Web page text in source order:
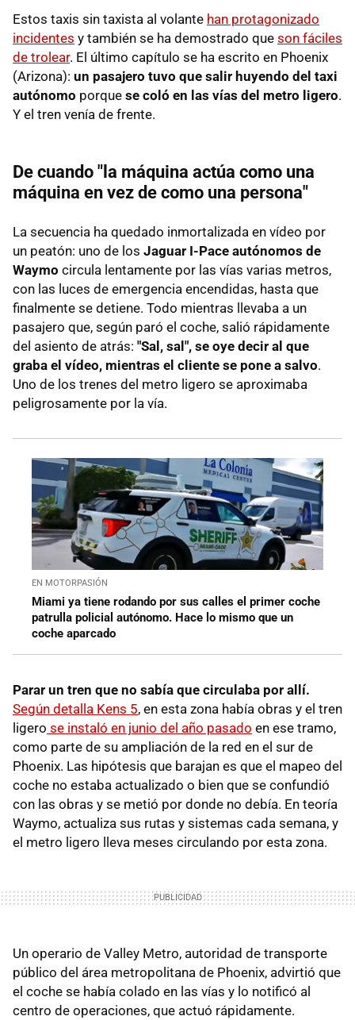
Estos taxis sin taxista al volante han protagonizado
incidentes y también se ha demostrado que son fáciles
de trolear. El último capítulo se ha escrito en Phoenix
(Arizona): un pasajero tuvo que salir huyendo del taxi
autónomo porque se coló en las vías del metro ligero.
Y el tren venía de frente.
De cuando "la máquina actúa como una
máquina en vez de como una persona"
La secuencia ha quedado inmortalizada en vídeo por
un peatón: uno de los Jaguar I-Pace autónomos de
Waymo circula lentamente por las vías varias metros,
con las luces de emergencia encendidas, hasta que
finalmente se detiene. Todo mientras llevaba a un
pasajero que, según paró el coche, salió rápidamente
del asiento de atrás: "Sal, sal", se oye decir al que
graba el vídeo, mientras el cliente se pone a salvo.
Uno de los trenes del metro ligero se aproximaba
peligrosamente por la vía.
EN MOTORPASIÓN
Miami ya tiene rodando por sus calles el primer coche
patrulla policial autónomo. Hace lo mismo que un
coche aparcado
Parar un tren que no sabía que circulaba por allí.
Según detalla Kens 5, en esta zona había obras y el tren
ligero se instaló en junio del año pasado en ese tramo,
como parte de su ampliación de la red en el sur de
Phoenix. Las hipótesis que barajan es que el mapeo del
coche no estaba actualizado o bien que se confundió
con las obras y se metió por donde no debía. En teoría
Waymo, actualiza sus rutas y sistemas cada semana, y
el metro ligero lleva meses circulando por esta zona.
Un operario de Valley Metro, autoridad de transporte
público del área metropolitana de Phoenix, advirtió que
el coche se había colado en las vías y lo notificó al
centro de operaciones, que actuó rápidamente.